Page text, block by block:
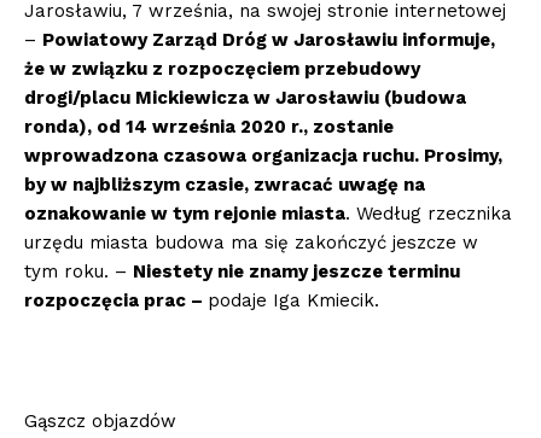
Jarosławiu, 7 września, na swojej stronie internetowej
– Powiatowy Zarząd Dróg w Jarosławiu informuje,
że w związku z rozpoczęciem przebudowy
drogi/placu Mickiewicza w Jarosławiu (budowa
ronda), od 14 września 2020 r., zostanie
wprowadzona czasowa organizacja ruchu. Prosimy,
by w najbliższym czasie, zwracać uwagę na
oznakowanie w tym rejonie miasta. Według rzecznika
urzędu miasta budowa ma się zakończyć jeszcze w
tym roku. – Niestety nie znamy jeszcze terminu
rozpoczęcia prac – podaje Iga Kmiecik.
Gąszcz objazdów